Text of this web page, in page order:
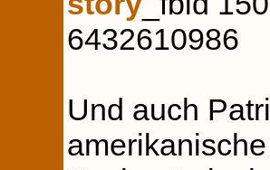
6432610986
Und auch